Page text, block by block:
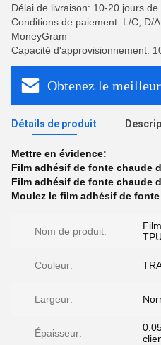
Délai de livraison: 10-20 jours de
Conditions de paiement: L/C, D/
MoneyGram
Capacité d'approvisionnement:
Obtenez le
Détails de produit
Mettre en évidence:
Film adhésif de fonte chaude
Film adhésif de fonte chaude
Moulez le film adhésif de
Nom de produit:
TPU
Couleur:
Largeur:
Épaisseur: